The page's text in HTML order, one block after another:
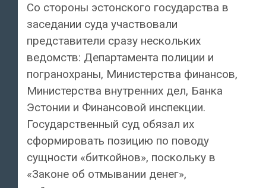
Со стороны эстонского государства в
заседании суда участвовали
представители сразу нескольких
ведомств: Департамента полиции и
погранохраны, Министерства финансов,
Министерства внутренних дел, Банка
Эстонии и Финансовой инспекции.
Государственный суд обязал их
сформировать позицию по поводу
сущности «биткойнов», поскольку в
«Законе об отмывании денег»,